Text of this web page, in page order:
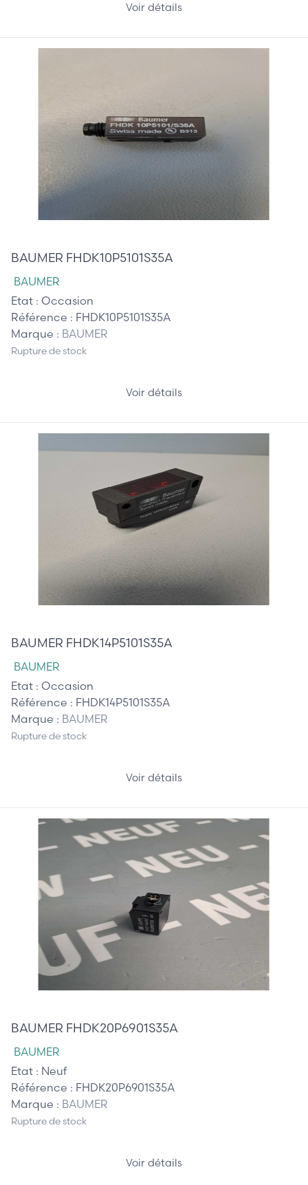
Voir détails
BAUMER FHDK10P5101S35A
BAUMER
Etat : Occasion
Référence : FHDK10P5101S35A
Marque : BAUMER
Rupture de stock
Voir détails
BAUMER FHDK14P5101S35A
BAUMER
Etat : Occasion
Référence : FHDK14P5101S35A
Marque : BAUMER
Rupture de stock
Voir détails
BAUMER FHDK20P6901S35A
BAUMER
Etat : Neuf
Référence : FHDK20P6901S35A
Marque : BAUMER
Rupture de stock
Voir détails